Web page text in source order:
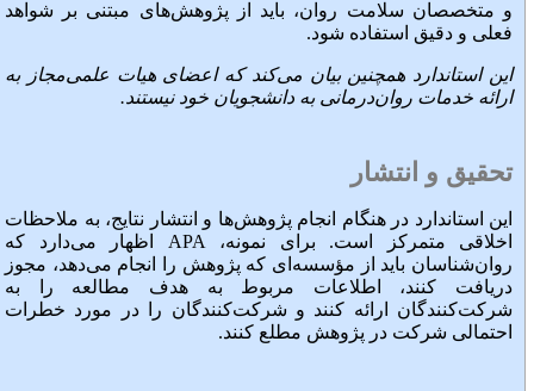
و متخصصان سلامت روان، باید از پژوهش‌های مبتنی بر شواهد
فعلی و دقیق استفاده شود.
این استاندارد همچنین بیان می‌کند که اعضای هیات علمی‌مجاز به
ارائه خدمات روان‌درمانی به دانشجویان خود نیستند.
تحقیق و انتشار
این استاندارد در هنگام انجام پژوهش‌ها و انتشار نتایج، به ملاحظات
اخلاقی متمرکز است. برای نمونه، APA اظهار می‌دارد که
روان‌شناسان باید از مؤسسه‌ای که پژوهش را انجام می‌دهد، مجوز
دریافت کنند، اطلاعات مربوط به هدف مطالعه را به
شرکت‌کنندگان ارائه کنند و شرکت‌کنندگان را در مورد خطرات
احتمالی شرکت در پژوهش مطلع کنند.